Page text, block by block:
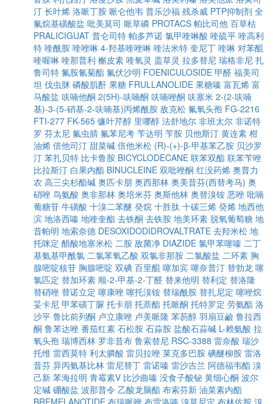
汀 长叶烯 洛哌丁胺 哌仑他韦 普乐沙福 残杀威 PTP抑制剂 全
氟烷基磺酸盐 吡美莫司 哌草磷 PROTACS 帕比司他 百草枯
PRALICIGUAT 普仑司特 帕多芦诺 氯甲喹啉酸 喹硫平 喹高利
特 喹酰胺 喹唑啉 4-羟基喹唑啉 喹法米特 奎尼丁 喹啉 对苯醌
喹喔啉 喹那普利 槲皮素 喹氧灵 盖草灵 拉多替尼 瑞格非尼 扎
鲁司特 氟胺氰菊酯 氟伏沙明 FOENICULOSIDE 甲醛 福美司
坦 伐虫脒 磷酸肌酐 果糖 FRULLANOLIDE 果糖嗪 富瓦烯 富
马酸盐 呋喃他酮 2(5H)-呋喃酮 呋喃唑酮 呋塞米 2-(2-呋喃
基)-3-(5-硝基-2-呋喃基)丙烯酰胺 敌克松 氟氧头孢 FG-2216
FTI-277 FK-565 镰叶芹醇 里哪醇 法舒地尔 非班太尔 非诺特
罗 芬太尼 氟虫腈 氟苯尼考 苄达明 苄胺 贝他斯汀 黄连素 柑
油烯 倍他司汀 甜菜碱 倍他米松 (R)-(+)-β-甲基苯乙胺 贝沙罗
汀 苯扎贝特 比卡鲁胺 BICYCLODECANE 联苯双酯 联苯苄唑
比拉斯汀 白果内酯 BINUCLEINE 双吡唑酮 红没药烯 奥普力
农 高三尖杉酯碱 奥匹卡朋 奥西那林 奥美昔芬(西替考马) 奥
硝唑 鸟氨酸 奥非那林 奥培米芬 奥斯他林 奥替溴铵 恶唑 吡喃
葡糖苷 牛磺酸 十溴二苯醚 癸烷 十胜肽 十碳三烯 癸烯 地西他
滨 地洛西嗪 地喹奎酯 去铁酮 去铁胺 地美环素 脱氧葡萄糖 地
昔帕明 地索奈德 DESOXIDODIDROVALTRATE 去羟米松 地
托咪定 醋酸地塞米松 二胺 敌菌净 DIAZIDE 氯甲苯噻嗪 二丁
基氨基甲酰氯 二氯苯氧乙酸 双氯非那胺 二氯酸盐 二环素 胸
腺嘧啶核苷 胸腺嘧啶 双碘 百里醌 噻加宾 噻奈普汀 替勃龙 噻
氯匹定 替加环素 顺-2-甲基-2-丁醛 替来他明 替利定 替洛隆
替硝唑 替诺立定 噻康唑 噻托溴铵 替瑞酰胺 替扎尼定 噻唑烷
妥卡尼 甲苯磺丁脲 托卡朋 托萘酯 托哌酮 托特罗定 劳氨酯 洛
沙平 鲁比前列酮 卢立康唑 卢美哌隆 苯芴醇 羽扇豆鹼 鲁拉西
酮 鲁苯达唑 番茄红素 石松胺 石蒜胺 盐酸石蒜碱 L-赖氨酸 拉
氧头孢 瑞博西林 罗非昔布 鲁索替尼 RSC-3388 雷奈酸 瑞沙
托维 雷西莫特 利太膦酸 雷贝拉唑 莱克多巴胺 碘醚柳胺 雷洛
昔芬 异丙氨基比林 雷尼替丁 雷诺嗪 雷沙吉兰 阿德福韦酯 溴
己新 苯海拉明 青霉素V 比沙曲嗪 没食子酸铋 黄细心酮 波尔
定碱 硼酸盐 波那普令 乙酸龙脑酯 布索芬新 油菜素内酯
BREMELANOTIDE 布瑞哌唑 布雷洛嗪 溴莫尼定 布林佐胺 溴